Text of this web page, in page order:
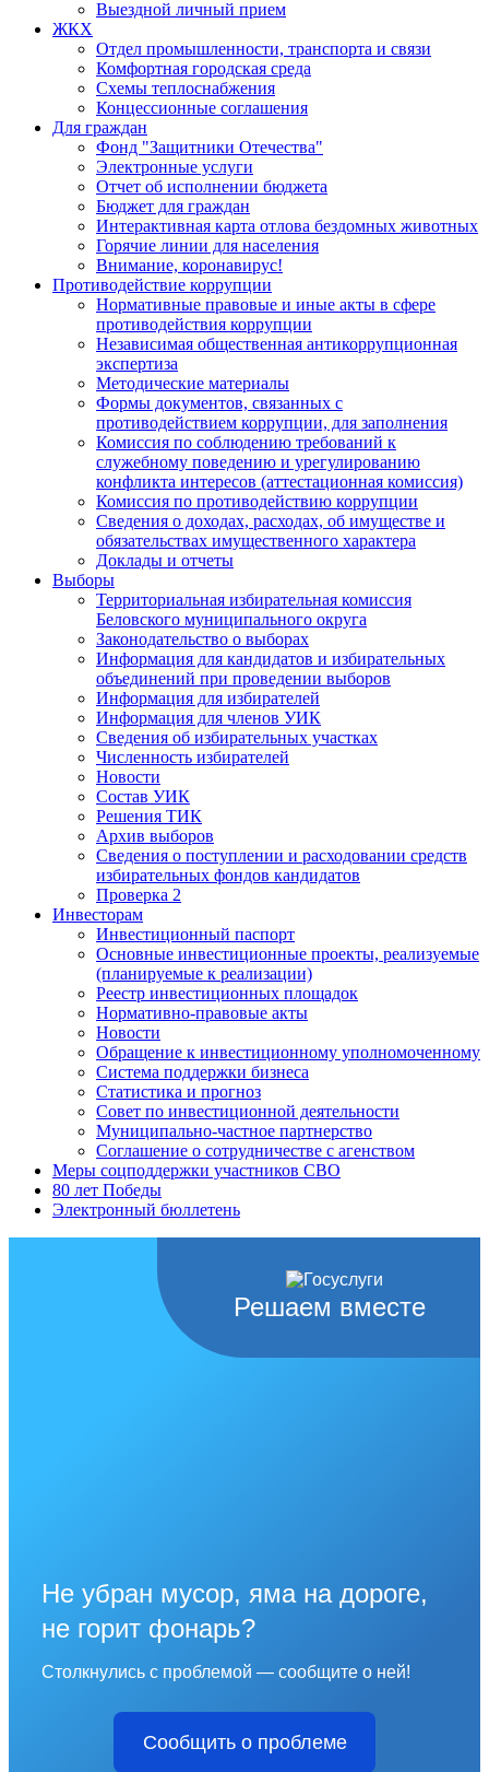
Выездной личный прием
ЖКХ
Отдел промышленности, транспорта и связи
Комфортная городская среда
Схемы теплоснабжения
Концессионные соглашения
Для граждан
Фонд "Защитники Отечества"
Электронные услуги
Отчет об исполнении бюджета
Бюджет для граждан
Интерактивная карта отлова бездомных животных
Горячие линии для населения
Внимание, коронавирус!
Противодействие коррупции
Нормативные правовые и иные акты в сфере
противодействия коррупции
Независимая общественная антикоррупционная
экспертиза
Методические материалы
Формы документов, связанных с
противодействием коррупции, для заполнения
Комиссия по соблюдению требований к
служебному поведению и урегулированию
конфликта интересов (аттестационная комиссия)
Комиссия по противодействию коррупции
Сведения о доходах, расходах, об имуществе и
обязательствах имущественного характера
Доклады и отчеты
Выборы
Территориальная избирательная комиссия
Беловского муниципального округа
Законодательство о выборах
Информация для кандидатов и избирательных
объединений при проведении выборов
Информация для избирателей
Информация для членов УИК
Сведения об избирательных участках
Численность избирателей
Новости
Состав УИК
Решения ТИК
Архив выборов
Сведения о поступлении и расходовании средств
избирательных фондов кандидатов
Проверка 2
Инвесторам
Инвестиционный паспорт
Основные инвестиционные проекты, реализуемые
(планируемые к реализации)
Реестр инвестиционных площадок
Нормативно-правовые акты
Новости
Обращение к инвестиционному уполномоченному
Система поддержки бизнеса
Статистика и прогноз
Совет по инвестиционной деятельности
Муниципально-частное партнерство
Соглашение о сотрудничестве с агенством
Меры соцподдержки участников СВО
80 лет Победы
Электронный бюллетень
Решаем вместе
Не убран мусор, яма на дороге,
не горит фонарь?
Столкнулись с проблемой — сообщите о ней!
Сообщить о проблеме